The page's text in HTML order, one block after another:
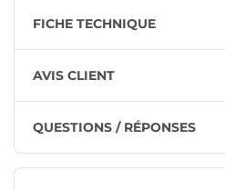
FICHE TECHNIQUE
AVIS CLIENT
QUESTIONS / RÉPONSES